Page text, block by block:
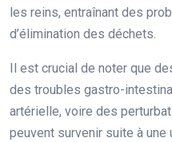
les reins, entraînant des
d’élimination des déchets.
Il est crucial de noter que
des troubles gastro-
artérielle, voire des
peuvent survenir suite à